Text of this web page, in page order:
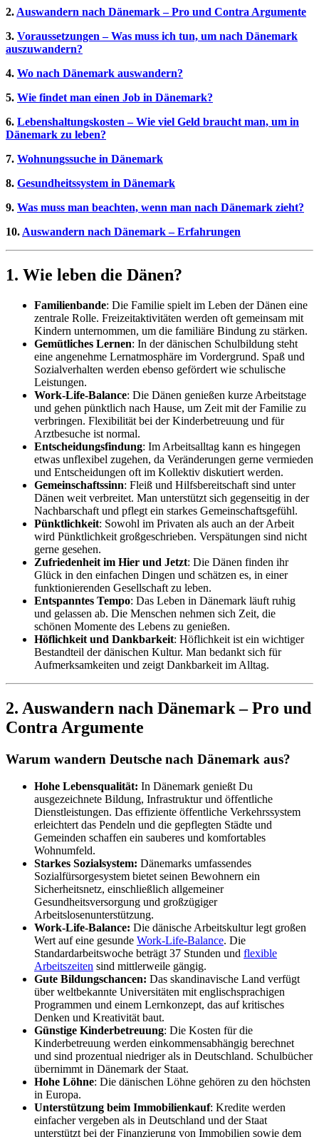
2. Auswandern nach Dänemark – Pro und Contra Argumente
3. Voraussetzungen – Was muss ich tun, um nach Dänemark
auszuwandern?
4. Wo nach Dänemark auswandern?
5. Wie findet man einen Job in Dänemark?
6. Lebenshaltungskosten – Wie viel Geld braucht man, um in
Dänemark zu leben?
7. Wohnungssuche in Dänemark
8. Gesundheitssystem in Dänemark
9. Was muss man beachten, wenn man nach Dänemark zieht?
10. Auswandern nach Dänemark – Erfahrungen
1. Wie leben die Dänen?
Familienbande: Die Familie spielt im Leben der Dänen eine
zentrale Rolle. Freizeitaktivitäten werden oft gemeinsam mit
Kindern unternommen, um die familiäre Bindung zu stärken.
Gemütliches Lernen: In der dänischen Schulbildung steht
eine angenehme Lernatmosphäre im Vordergrund. Spaß und
Sozialverhalten werden ebenso gefördert wie schulische
Leistungen.
Work-Life-Balance: Die Dänen genießen kurze Arbeitstage
und gehen pünktlich nach Hause, um Zeit mit der Familie zu
verbringen. Flexibilität bei der Kinderbetreuung und für
Arztbesuche ist normal.
Entscheidungsfindung: Im Arbeitsalltag kann es hingegen
etwas unflexibel zugehen, da Veränderungen gerne vermieden
und Entscheidungen oft im Kollektiv diskutiert werden.
Gemeinschaftssinn: Fleiß und Hilfsbereitschaft sind unter
Dänen weit verbreitet. Man unterstützt sich gegenseitig in der
Nachbarschaft und pflegt ein starkes Gemeinschaftsgefühl.
Pünktlichkeit: Sowohl im Privaten als auch an der Arbeit
wird Pünktlichkeit großgeschrieben. Verspätungen sind nicht
gerne gesehen.
Zufriedenheit im Hier und Jetzt: Die Dänen finden ihr
Glück in den einfachen Dingen und schätzen es, in einer
funktionierenden Gesellschaft zu leben.
Entspanntes Tempo: Das Leben in Dänemark läuft ruhig
und gelassen ab. Die Menschen nehmen sich Zeit, die
schönen Momente des Lebens zu genießen.
Höflichkeit und Dankbarkeit: Höflichkeit ist ein wichtiger
Bestandteil der dänischen Kultur. Man bedankt sich für
Aufmerksamkeiten und zeigt Dankbarkeit im Alltag.
2. Auswandern nach Dänemark – Pro und
Contra Argumente
Warum wandern Deutsche nach Dänemark aus?
Hohe Lebensqualität: In Dänemark genießt Du
ausgezeichnete Bildung, Infrastruktur und öffentliche
Dienstleistungen. Das effiziente öffentliche Verkehrssystem
erleichtert das Pendeln und die gepflegten Städte und
Gemeinden schaffen ein sauberes und komfortables
Wohnumfeld.
Starkes Sozialsystem: Dänemarks umfassendes
Sozialfürsorgesystem bietet seinen Bewohnern ein
Sicherheitsnetz, einschließlich allgemeiner
Gesundheitsversorgung und großzügiger
Arbeitslosenunterstützung.
Work-Life-Balance: Die dänische Arbeitskultur legt großen
Wert auf eine gesunde Work-Life-Balance. Die
Standardarbeitswoche beträgt 37 Stunden und flexible
Arbeitszeiten sind mittlerweile gängig.
Gute Bildungschancen: Das skandinavische Land verfügt
über weltbekannte Universitäten mit englischsprachigen
Programmen und einem Lernkonzept, das auf kritisches
Denken und Kreativität baut.
Günstige Kinderbetreuung: Die Kosten für die
Kinderbetreuung werden einkommensabhängig berechnet
und sind prozentual niedriger als in Deutschland. Schulbücher
übernimmt in Dänemark der Staat.
Hohe Löhne: Die dänischen Löhne gehören zu den höchsten
in Europa.
Unterstützung beim Immobilienkauf: Kredite werden
einfacher vergeben als in Deutschland und der Staat
unterstützt bei der Finanzierung von Immobilien sowie dem